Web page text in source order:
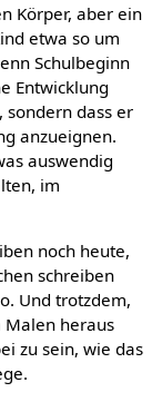
Körper, aber ein
etwa so um
Schulbeginn
Entwicklung
dass er
anzueignen.
auswendig
im
noch heute,
schreiben
Und trotzdem,
Malen heraus
zu sein, wie das